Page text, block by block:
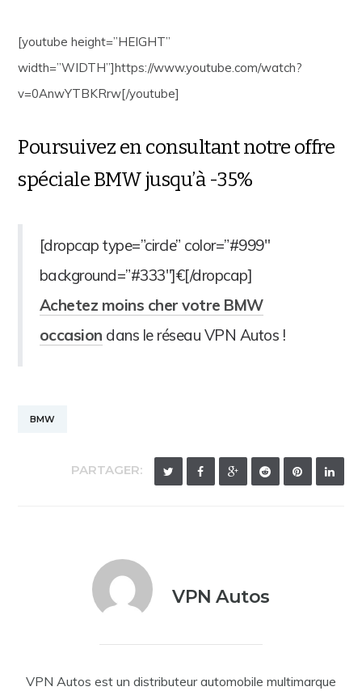
[youtube height=”HEIGHT”
width=”WIDTH”]https://www.youtube.com/watch?
v=0AnwYTBKRrw[/youtube]
Poursuivez en consultant notre offre
spéciale BMW jusqu’à -35%
[dropcap type=”circle” color=”#999″
background=”#333″]€[/dropcap]
Achetez moins cher votre BMW
occasion dans le réseau VPN Autos !
BMW
PARTAGER:
VPN Autos
VPN Autos est un distributeur automobile multimarque